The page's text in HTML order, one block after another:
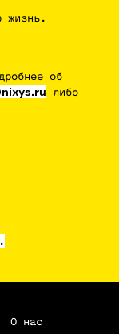
жизнь.
об
либо
О нас